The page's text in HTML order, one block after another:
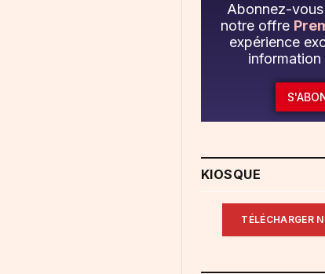
Abonnez-
notre offre
expérience
KIOSQUE
TÉLÉCHARGER